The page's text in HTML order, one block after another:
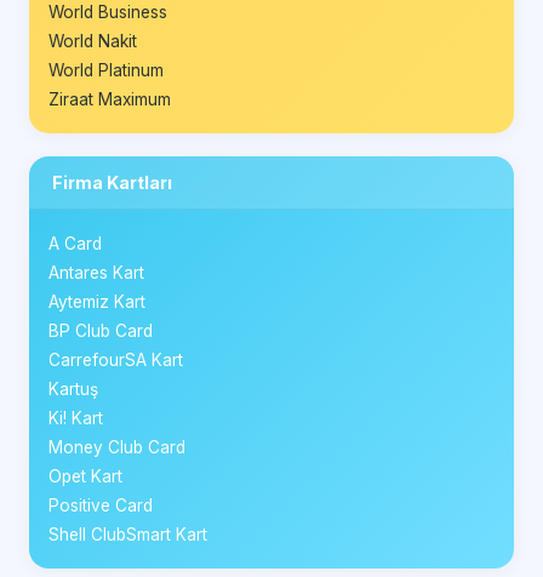
World Business
World Nakit
World Platinum
Ziraat Maximum
Firma Kartları
A Card
Antares Kart
Aytemiz Kart
BP Club Card
CarrefourSA Kart
Kartuş
Ki! Kart
Money Club Card
Opet Kart
Positive Card
Shell ClubSmart Kart